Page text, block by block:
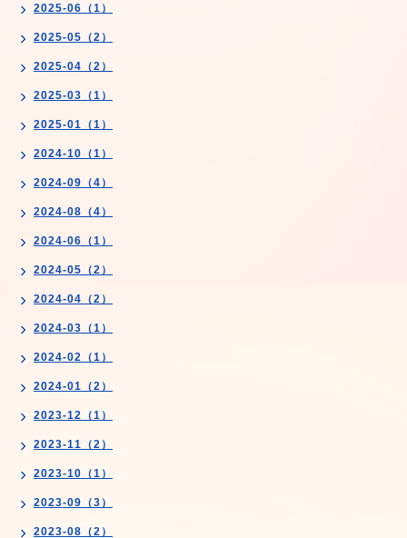
2025-06（1）
2025-05（2）
2025-04（2）
2025-03（1）
2025-01（1）
2024-10（1）
2024-09（4）
2024-08（4）
2024-06（1）
2024-05（2）
2024-04（2）
2024-03（1）
2024-02（1）
2024-01（2）
2023-12（1）
2023-11（2）
2023-10（1）
2023-09（3）
2023-08（2）